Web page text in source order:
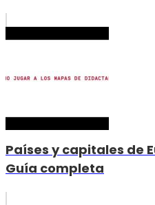
Países y capitales de
Guía completa